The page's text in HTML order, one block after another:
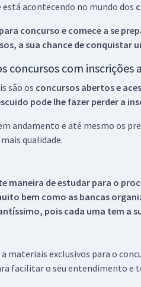
acontecendo no mundo dos
concurso e comece a se
a sua chance de conquistar
concursos com inscrições
são os concursos abertos e
pode lhe fazer perder a
andamento e até mesmo os
qualidade.
maneira de estudar para o
bem como as bancas
pois cada uma tem a
materiais exclusivos para o
facilitar o seu entendimento